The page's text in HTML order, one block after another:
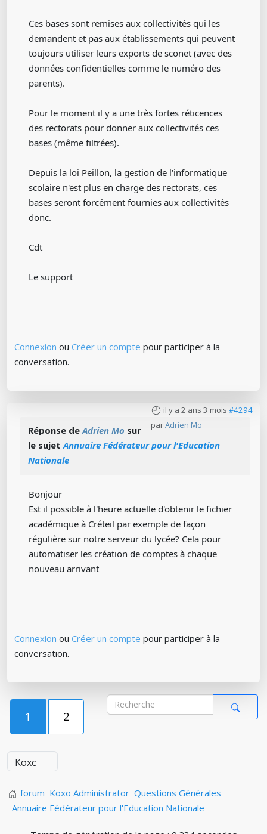
Ces bases sont remises aux collectivités qui les
demandent et pas aux établissements qui peuvent
toujours utiliser leurs exports de sconet (avec des
données confidentielles comme le numéro des
parents).
Pour le moment il y a une très fortes réticences
des rectorats pour donner aux collectivités ces
bases (même filtrées).
Depuis la loi Peillon, la gestion de l'informatique
scolaire n'est plus en charge des rectorats, ces
bases seront forcément fournies aux collectivités
donc.
Cdt
Le support
Connexion ou Créer un compte pour participer à la
conversation.
il y a 2 ans 3 mois #4294
parAdrien Mo
Réponse de Adrien Mo sur
le sujet Annuaire Fédérateur pour l'Education
Nationale
Bonjour
Est il possible à l'heure actuelle d'obtenir le fichier
académique à Créteil par exemple de façon
régulière sur notre serveur du lycée? Cela pour
automatiser les création de comptes à chaque
nouveau arrivant
Connexion ou Créer un compte pour participer à la
conversation.
1 2
forum Koxo Administrator Questions Générales
Annuaire Fédérateur pour l'Education Nationale